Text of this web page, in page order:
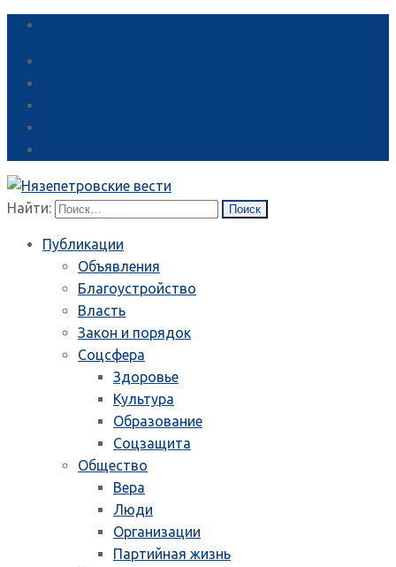
Найти:
Публикации
Объявления
Благоустройство
Власть
Закон и порядок
Соцсфера
Здоровье
Культура
Образование
Соцзащита
Общество
Вера
Люди
Организации
Партийная жизнь